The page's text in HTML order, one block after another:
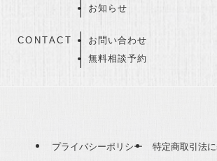
お知らせ
CONTACT
お問い合わせ
無料相談予約
プライバシーポリシー 特定商取引法